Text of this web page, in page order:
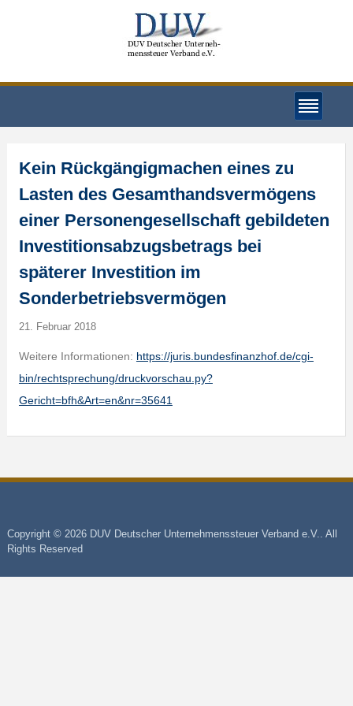
Kein Rückgängigmachen eines zu
Lasten des Gesamthandsvermögens
einer Personengesellschaft gebildeten
Investitionsabzugsbetrags bei
späterer Investition im
Sonderbetriebsvermögen
21. Februar 2018
Weitere Informationen: https://juris.bundesfinanzhof.de/cgi-
bin/rechtsprechung/druckvorschau.py?
Gericht=bfh&Art=en&nr=35641
Copyright © 2026 DUV Deutscher Unternehmenssteuer Verband e.V.. All
Rights Reserved